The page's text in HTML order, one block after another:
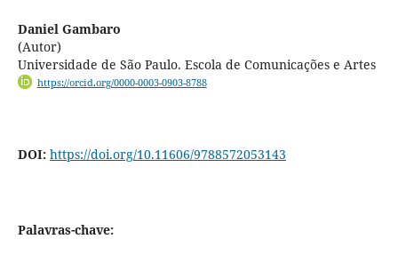
Daniel Gambaro
(Autor)
Universidade de São Paulo. Escola de Comunicações e Artes
https://orcid.org/0000-0003-0903-8788
DOI: https://doi.org/10.11606/9788572053143
Palavras-chave: